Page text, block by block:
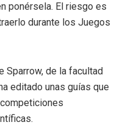
ponérsela. El riesgo es
durante los Juegos
Sparrow, de la facultad
editado unas guías que